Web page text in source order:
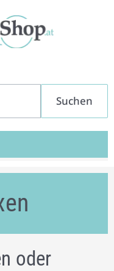
Suchen
oder